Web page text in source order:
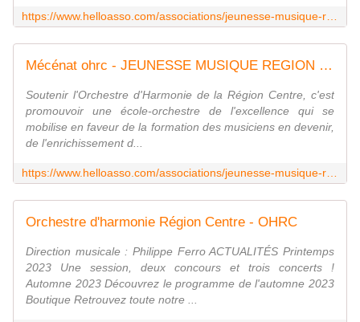
Mécénat ohrc - JEUNESSE MUSIQUE REGION CENTRE
Soutenir l'Orchestre d'Harmonie de la Région Centre, c'est
promouvoir une école-orchestre de l'excellence qui se
mobilise en faveur de la formation des musiciens en devenir,
de l'enrichissement d...
Orchestre d'harmonie Région Centre - OHRC
Direction musicale : Philippe Ferro ACTUALITÉS Printemps
2023 Une session, deux concours et trois concerts !
Automne 2023 Découvrez le programme de l'automne 2023
Boutique Retrouvez toute notre ...